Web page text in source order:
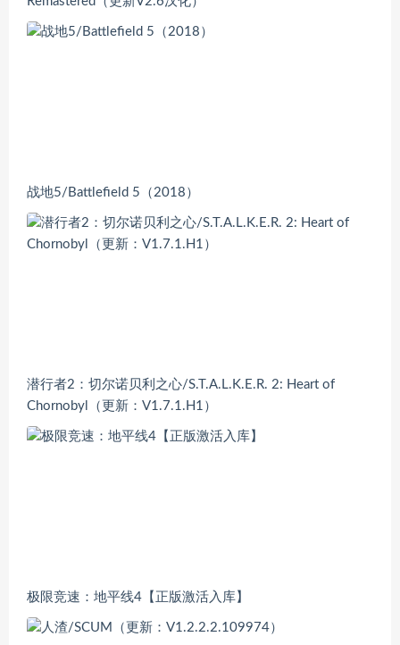
战地5/Battlefield 5（2018）
潜行者2：切尔诺贝利之心/S.T.A.L.K.E.R. 2: Heart of
Chornobyl（更新：V1.7.1.H1）
极限竞速：地平线4【正版激活入库】